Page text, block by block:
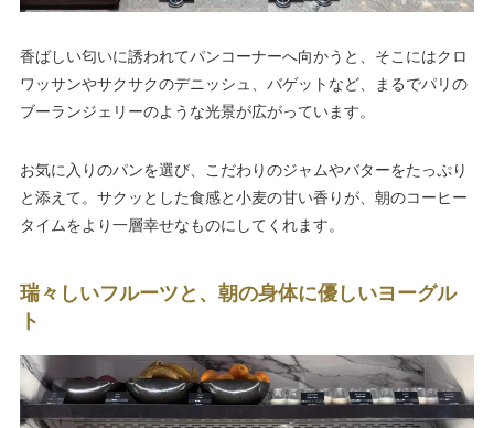
香ばしい匂いに誘われてパンコーナーへ向かうと、そこにはクロ
ワッサンやサクサクのデニッシュ、バゲットなど、まるでパリの
ブーランジェリーのような光景が広がっています。
お気に入りのパンを選び、こだわりのジャムやバターをたっぷり
と添えて。サクッとした食感と小麦の甘い香りが、朝のコーヒー
タイムをより一層幸せなものにしてくれます。
瑞々しいフルーツと、朝の身体に優しいヨーグル
ト